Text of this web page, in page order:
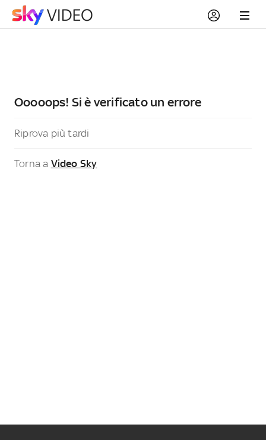
Ooooops! Si è verificato un errore
Riprova più tardi
Torna a Video Sky